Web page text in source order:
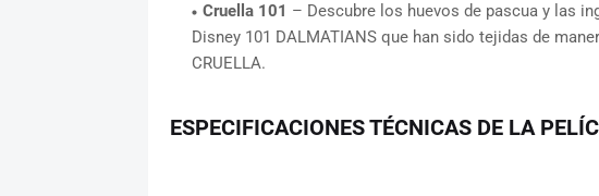
Cruella 101 – Descubre los huevos de pascua y las
Disney 101 DALMATIANS que han sido tejidas de
CRUELLA.
ESPECIFICACIONES TÉCNICAS DE LA